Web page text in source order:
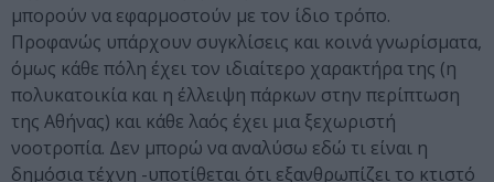
μπορούν να εφαρμοστούν με τον ίδιο τρόπο.
Προφανώς υπάρχουν συγκλίσεις και κοινά γνωρίσματα,
όμως κάθε πόλη έχει τον ιδιαίτερο χαρακτήρα της (η
πολυκατοικία και η έλλειψη πάρκων στην περίπτωση
της Αθήνας) και κάθε λαός έχει μια ξεχωριστή
νοοτροπία. Δεν μπορώ να αναλύσω εδώ τι είναι η
δημόσια τέχνη -υποτίθεται ότι εξανθρωπίζει το κτιστό